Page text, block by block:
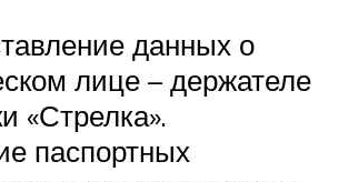
данных о
лице – держателе
«Стрелка».
паспортных